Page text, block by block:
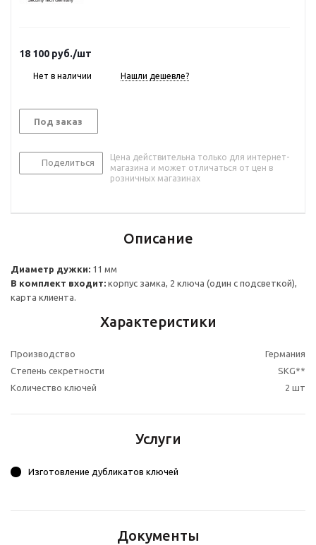
18 100 руб./шт
Нет в наличии Нашли дешевле?
Под заказ
Поделиться
Цена действительна только для интернет-
магазина и может отличаться от цен в
розничных магазинах
Описание
Диаметр дужки: 11 мм
В комплект входит: корпус замка, 2 ключа (один с подсветкой),
карта клиента.
Характеристики
Производство
Германия
Степень секретности
SKG**
Количество ключей
2 шт
Услуги
Изготовление дубликатов ключей
Документы